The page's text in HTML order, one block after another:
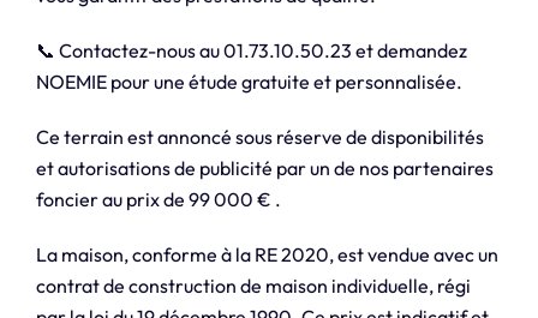
📞 Contactez-nous au 01.73.10.50.23 et demandez
NOEMIE pour une étude gratuite et personnalisée.
Ce terrain est annoncé sous réserve de disponibilités
et autorisations de publicité par un de nos partenaires
foncier au prix de 99 000 € .
La maison, conforme à la RE 2020, est vendue avec un
contrat de construction de maison individuelle, régi